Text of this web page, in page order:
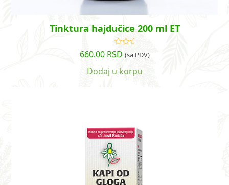
Tinktura hajdučice 200 ml ET
Ocenjeno
sa5.00od
660.00 RSD (sa PDV)
Dodaj u korpu